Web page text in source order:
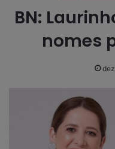
BN:
nomes